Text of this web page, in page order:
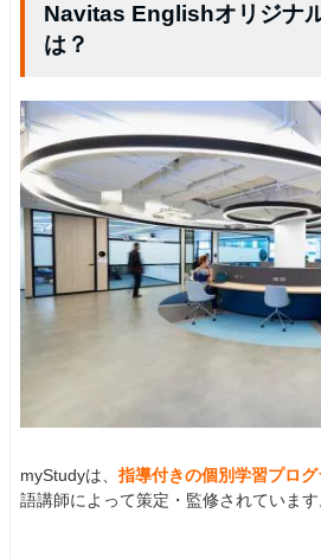
Navitas Englishオリジナ
は？
myStudyは、 指導付きの個別学習プログ
語講師によって策定・監修されています